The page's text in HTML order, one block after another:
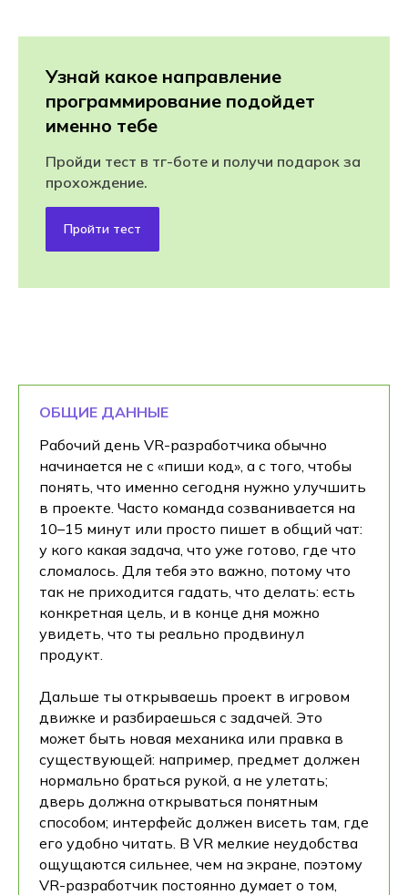
Узнай какое направление
программирование подойдет
именно тебе
Пройди тест в тг-боте и получи подарок за
прохождение.
Пройти тест
ОБЩИЕ ДАННЫЕ
Рабочий день VR-разработчика обычно
начинается не с «пиши код», а с того, чтобы
понять, что именно сегодня нужно улучшить
в проекте. Часто команда созванивается на
10–15 минут или просто пишет в общий чат:
у кого какая задача, что уже готово, где что
сломалось. Для тебя это важно, потому что
так не приходится гадать, что делать: есть
конкретная цель, и в конце дня можно
увидеть, что ты реально продвинул
продукт.
Дальше ты открываешь проект в игровом
движке и разбираешься с задачей. Это
может быть новая механика или правка в
существующей: например, предмет должен
нормально браться рукой, а не улетать;
дверь должна открываться понятным
способом; интерфейс должен висеть там, где
его удобно читать. В VR мелкие неудобства
ощущаются сильнее, чем на экране, поэтому
VR-разработчик постоянно думает о том,